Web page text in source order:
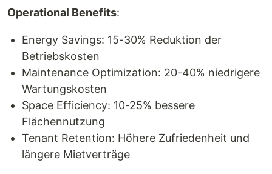
Operational Benefits:
Energy Savings: 15-30% Reduktion der
Betriebskosten
Maintenance Optimization: 20-40% niedrigere
Wartungskosten
Space Efficiency: 10-25% bessere
Flächennutzung
Tenant Retention: Höhere Zufriedenheit und
längere Mietverträge